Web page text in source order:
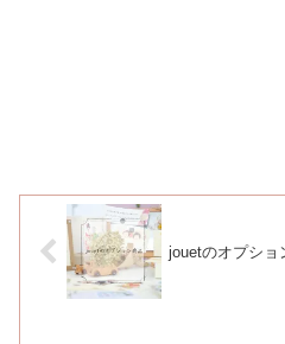
jouetのオプショ